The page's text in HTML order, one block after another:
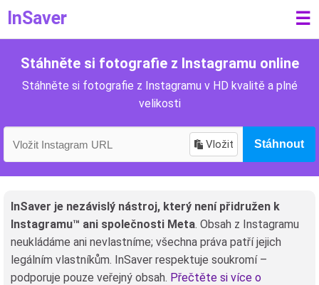
InSaver ☰
Stáhněte si fotografie z Instagramu online
Stáhněte si fotografie z Instagramu v HD kvalitě a plné
velikosti
Vložit Stáhnout
InSaver je nezávislý nástroj, který není přidružen k
Instagramu™ ani společnosti Meta. Obsah z Instagramu
neukládáme ani nevlastníme; všechna práva patří jejich
legálním vlastníkům. InSaver respektuje soukromí –
podporuje pouze veřejný obsah. Přečtěte si více o